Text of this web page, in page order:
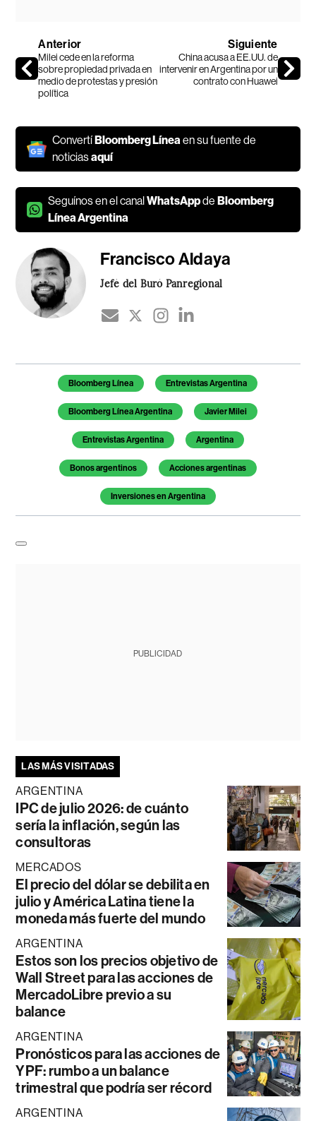
Anterior
Milei cede en la reforma
sobre propiedad privada en
medio de protestas y presión
política
Siguiente
China acusa a EE.UU. de
intervenir en Argentina por un
contrato con Huawei
Convertí Bloomberg Líneaen su fuente de
noticiasaquí
Seguínos en el canalWhatsAppde Bloomberg
Línea Argentina
Francisco Aldaya
Jefé del Buró Panregional
Temas de este artículo
Bloomberg Línea Entrevistas Argentina
Bloomberg Línea Argentina Javier Milei
Entrevistas Argentina Argentina
Bonos argentinos Acciones argentinas
Inversiones en Argentina
PUBLICIDAD
LAS MÁS VISITADAS
ARGENTINA
IPC de julio 2026: de cuánto
sería la inflación, según las
consultoras
MERCADOS
El precio del dólar se debilita en
julio y América Latina tiene la
moneda más fuerte del mundo
ARGENTINA
Estos son los precios objetivo de
Wall Street para las acciones de
MercadoLibre previo a su
balance
ARGENTINA
Pronósticos para las acciones de
YPF: rumbo a un balance
trimestral que podría ser récord
ARGENTINA